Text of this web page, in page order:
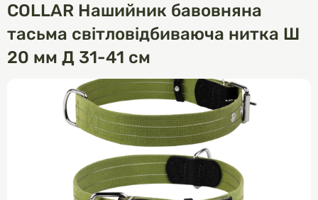
+38 (068) 479 28
COLLAR Нашийник бавовняна
тасьма світловідбиваюча нитка Ш
20 мм Д 31-41 см